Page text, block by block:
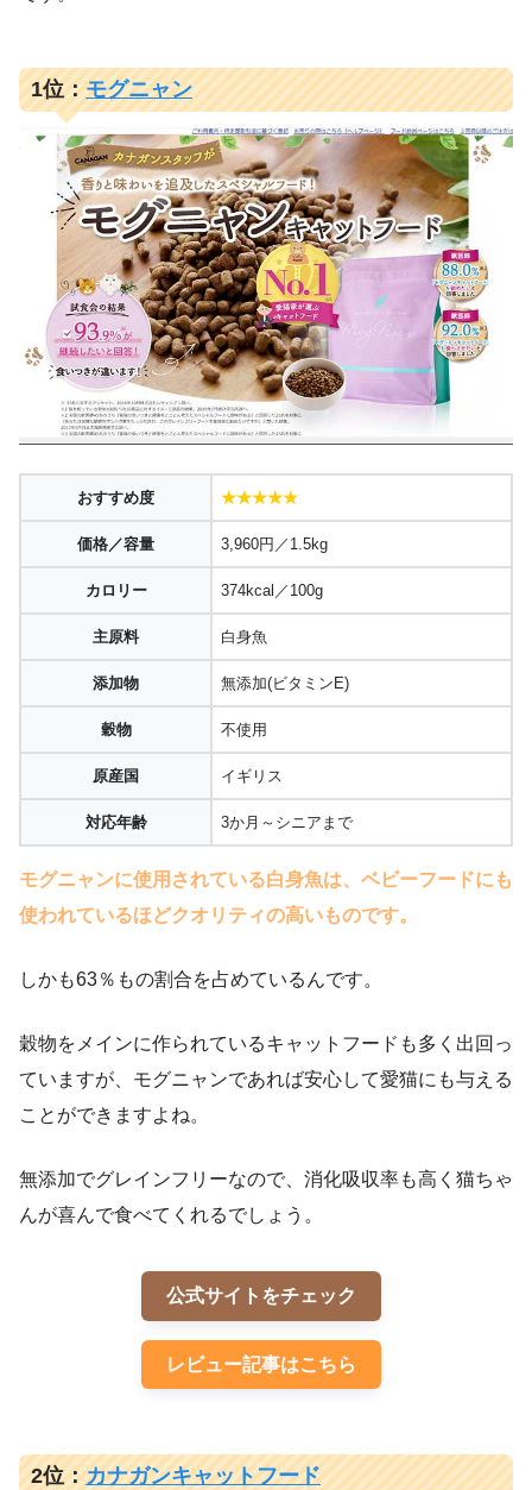
1位：モグニャン
おすすめ度 ★★★★★
価格／容量 3,960円／1.5kg
カロリー 374kcal／100g
主原料 白身魚
添加物 無添加(ビタミンE)
穀物 不使用
原産国 イギリス
対応年齢 3か月～シニアまで
モグニャンに使用されている白身魚は、ベビーフードにも
使われているほどクオリティの高いものです。
しかも63％もの割合を占めているんです。
穀物をメインに作られているキャットフードも多く出回っ
ていますが、モグニャンであれば安心して愛猫にも与える
ことができますよね。
無添加でグレインフリーなので、消化吸収率も高く猫ちゃ
んが喜んで食べてくれるでしょう。
公式サイトをチェック
レビュー記事はこちら
2位：カナガンキャットフード